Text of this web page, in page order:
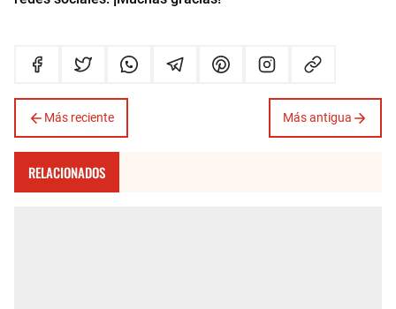
Más reciente Más antigua
RELACIONADOS